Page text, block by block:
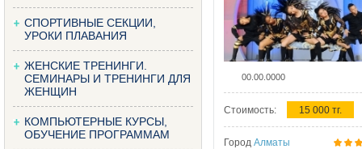
СПОРТИВНЫЕ СЕКЦИИ,
УРОКИ ПЛАВАНИЯ
ЖЕНСКИЕ ТРЕНИНГИ.
СЕМИНАРЫ И ТРЕНИНГИ ДЛЯ
ЖЕНЩИН
КОМПЬЮТЕРНЫЕ КУРСЫ,
ОБУЧЕНИЕ ПРОГРАММАМ
00.00.0000
Стоимость: 15 000 тг.
Город Алматы